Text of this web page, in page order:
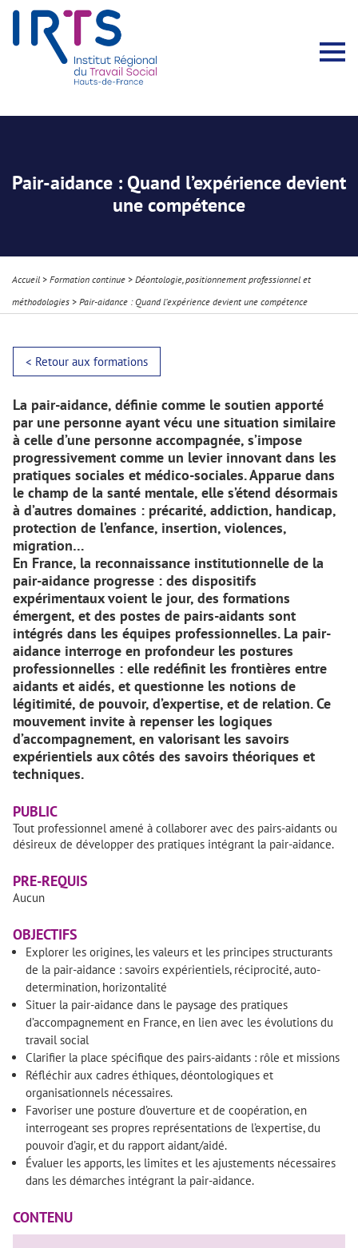
Pair-aidance : Quand l’expérience devient
une compétence
Accueil > Formation continue > Déontologie, positionnement professionnel et
méthodologies > Pair-aidance : Quand l’expérience devient une compétence
< Retour aux formations
La pair-aidance, définie comme le soutien apporté
par une personne ayant vécu une situation similaire
à celle d’une personne accompagnée, s’impose
progressivement comme un levier innovant dans les
pratiques sociales et médico-sociales. Apparue dans
le champ de la santé mentale, elle s’étend désormais
à d’autres domaines : précarité, addiction, handicap,
protection de l’enfance, insertion, violences,
migration…
En France, la reconnaissance institutionnelle de la
pair-aidance progresse : des dispositifs
expérimentaux voient le jour, des formations
émergent, et des postes de pairs-aidants sont
intégrés dans les équipes professionnelles. La pair-
aidance interroge en profondeur les postures
professionnelles : elle redéfinit les frontières entre
aidants et aidés, et questionne les notions de
légitimité, de pouvoir, d’expertise, et de relation. Ce
mouvement invite à repenser les logiques
d’accompagnement, en valorisant les savoirs
expérientiels aux côtés des savoirs théoriques et
techniques.
PUBLIC
Tout professionnel amené à collaborer avec des pairs-aidants ou
désireux de développer des pratiques intégrant la pair-aidance.
PRE-REQUIS
Aucun
OBJECTIFS
Explorer les origines, les valeurs et les principes structurants
de la pair-aidance : savoirs expérientiels, réciprocité, auto-
determination, horizontalité
Situer la pair-aidance dans le paysage des pratiques
d’accompagnement en France, en lien avec les évolutions du
travail social
Clarifier la place spécifique des pairs-aidants : rôle et missions
Réfléchir aux cadres éthiques, déontologiques et
organisationnels nécessaires.
Favoriser une posture d’ouverture et de coopération, en
interrogeant ses propres représentations de l’expertise, du
pouvoir d’agir, et du rapport aidant/aidé.
Évaluer les apports, les limites et les ajustements nécessaires
dans les démarches intégrant la pair-aidance.
CONTENU